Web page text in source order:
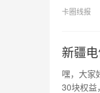
卡圈线报
新疆
嘿，大家
30块权益